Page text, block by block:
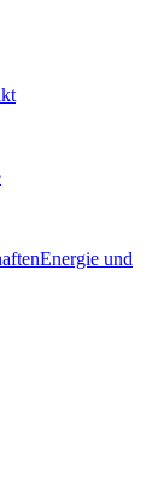
Energie und